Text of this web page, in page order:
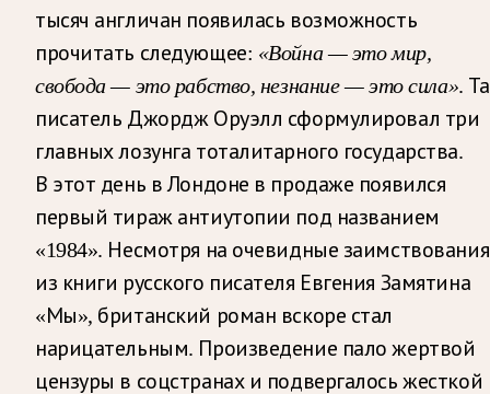
тысяч англичан появилась возможность
прочитать следующее: «Война — это мир,
свобода — это рабство, незнание — это сила».
писатель Джордж Оруэлл сформулировал три
главных лозунга тоталитарного государства.
В этот день в Лондоне в продаже появился
первый тираж антиутопии под названием
«1984». Несмотря на очевидные заимствования
из книги русского писателя Евгения Замятина
«Мы», британский роман вскоре стал
нарицательным. Произведение пало жертвой
цензуры в соцстранах и подвергалось жесткой